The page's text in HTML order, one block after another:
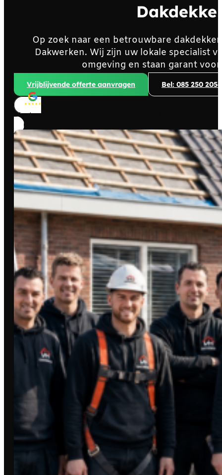
Op zoek naar een betrouwbare
Dakwerken. Wij zijn uw lokale specialist
omgeving en staan garant
Vrijblijvende offerte aanvragen Bel: 085 250 2056
Klanten beoordelen ons met